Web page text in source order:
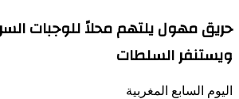
حريق مهول يلتهم محلاً للوجبات
ويستنفر السلطات
اليوم السابع المغربية